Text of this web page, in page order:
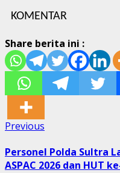
KOMENTAR
Share berita ini :
Post
navigation
Previous
Personel Polda Sultra
ASPAC 2026 dan HUT